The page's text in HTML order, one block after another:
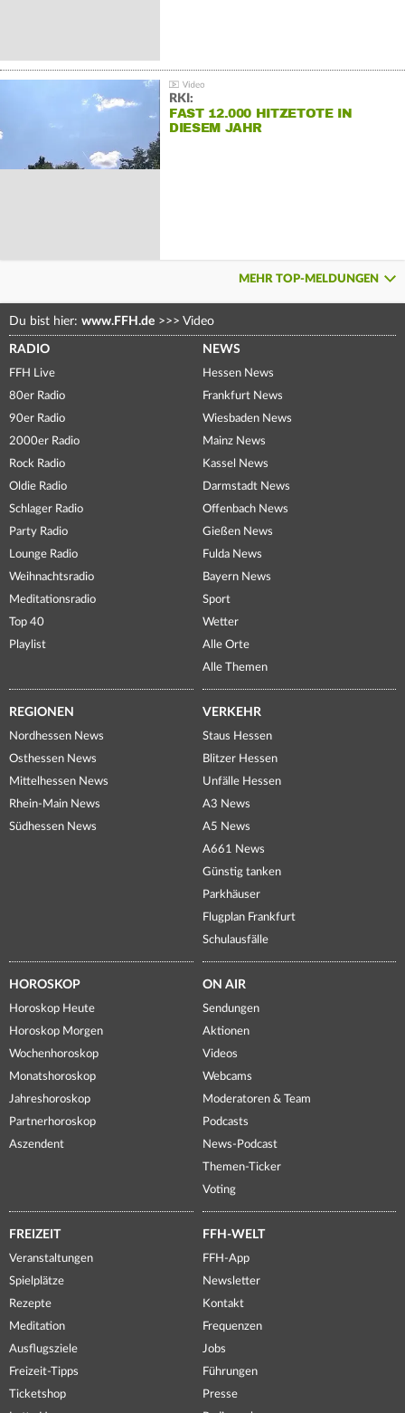
RKI:
FAST 12.000 HITZETOTE IN
DIESEM JAHR
MEHR TOP-MELDUNGEN
Du bist hier: www.FFH.de >>> Video
RADIO
FFH Live
80er Radio
90er Radio
2000er Radio
Rock Radio
Oldie Radio
Schlager Radio
Party Radio
Lounge Radio
Weihnachtsradio
Meditationsradio
Top 40
Playlist
NEWS
Hessen News
Frankfurt News
Wiesbaden News
Mainz News
Kassel News
Darmstadt News
Offenbach News
Gießen News
Fulda News
Bayern News
Sport
Wetter
Alle Orte
Alle Themen
REGIONEN
Nordhessen News
Osthessen News
Mittelhessen News
Rhein-Main News
Südhessen News
VERKEHR
Staus Hessen
Blitzer Hessen
Unfälle Hessen
A3 News
A5 News
A661 News
Günstig tanken
Parkhäuser
Flugplan Frankfurt
Schulausfälle
HOROSKOP
Horoskop Heute
Horoskop Morgen
Wochenhoroskop
Monatshoroskop
Jahreshoroskop
Partnerhoroskop
Aszendent
ON AIR
Sendungen
Aktionen
Videos
Webcams
Moderatoren & Team
Podcasts
News-Podcast
Themen-Ticker
Voting
FREIZEIT
Veranstaltungen
Spielplätze
Rezepte
Meditation
Ausflugsziele
Freizeit-Tipps
Ticketshop
FFH-WELT
FFH-App
Newsletter
Kontakt
Frequenzen
Jobs
Führungen
Presse